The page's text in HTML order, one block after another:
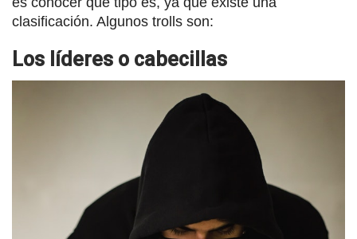
clasificación. Algunos trolls son:
Los líderes o cabecillas